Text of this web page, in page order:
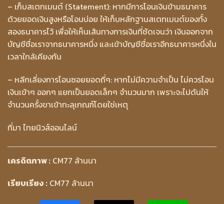
– เก็บสเตทเมนต์ (Statement): หากมีการโอนเงินข้ามธนาคาร
ด้วยยอดเงินสูงหรือโอนบ่อย ให้เก็บหลักฐานสเตทเมนต์ของทั้ง
สองธนาคารไว้ เพื่อให้เห็นเส้นทางการเงินที่ชัดเจนว่า เงินออกจาก
บัญชีชื่อเราจากธนาคารหนึ่ง และเข้าบัญชีชื่อเราอีกธนาคารหนึ่งใน
เวลาใกล้เคียงกัน
– หลีกเลี่ยงการโอนซอยยอดถี่ๆ: หากไม่มีความจำเป็น ไม่ควรโอน
เงินเข้าๆ ออกๆ แยกเป็นยอดเล็กๆ จำนวนมาก เพราะจะไปดันให้
จำนวนครั้งขาเข้าทะลุเกณฑ์โดยใช่เหตุ
ที่มา ไทยนิวส์ออนไลน์
เครดิตภาพ : CM77 ล้านนา
เรียบเรียง : CM77 ล้านนา